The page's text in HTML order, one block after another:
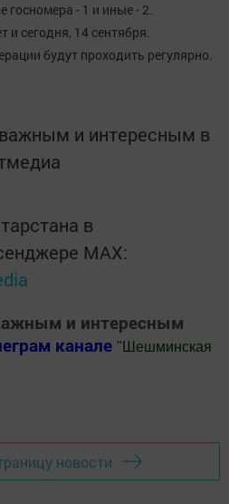
госномера - 1 и иные - 2.
и сегодня, 14 сентября.
будут проходить регулярно.
и интересным в
в
MАХ:
и интересным
канале " Шешминская
новости